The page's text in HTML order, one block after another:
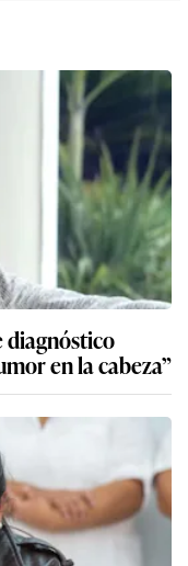
en la cabeza”